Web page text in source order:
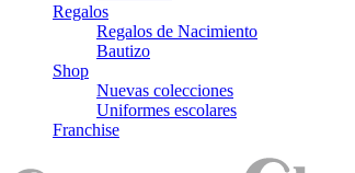
Regalos
Regalos de Nacimiento
Bautizo
Shop
Nuevas colecciones
Uniformes escolares
Franchise